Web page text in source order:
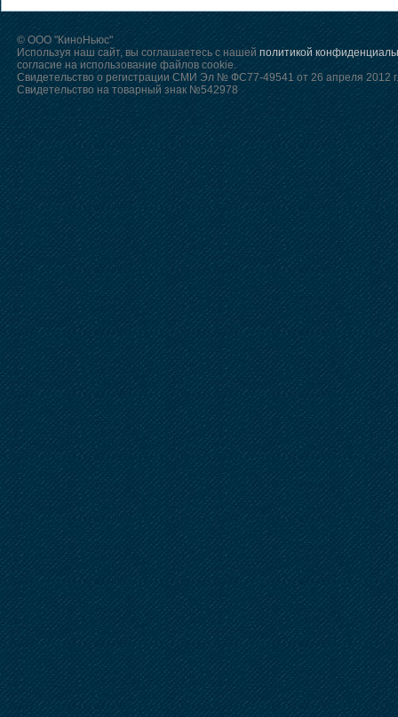
© ООО "КиноНьюс"
Используя наш сайт, вы соглашаетесь с нашей политикой
согласие на использование файлов cookie.
Свидетельство о регистрации СМИ Эл № ФС77-49541 от 26 апреля 2012 г.
Свидетельство на товарный знак №542978